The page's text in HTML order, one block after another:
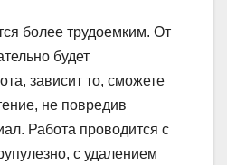
более трудоемким. От
будет
зависит то, сможете
не повредив
Работа проводится с
с удалением